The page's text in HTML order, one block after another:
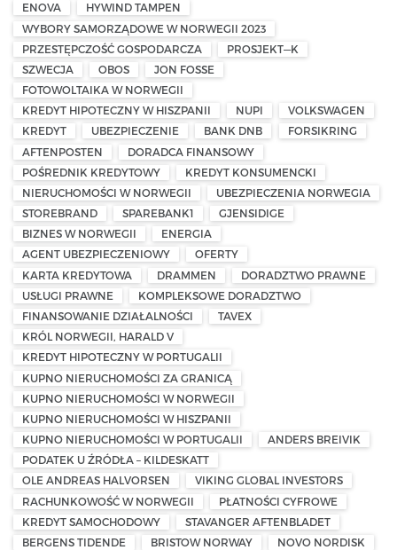
ENOVA
HYWIND TAMPEN
WYBORY SAMORZĄDOWE W NORWEGII 2023
PRZESTĘPCZOŚĆ GOSPODARCZA
PROSJEKT—K
SZWECJA
OBOS
JON FOSSE
FOTOWOLTAIKA W NORWEGII
KREDYT HIPOTECZNY W HISZPANII
NUPI
VOLKSWAGEN
KREDYT
UBEZPIECZENIE BANK DNB
FORSIKRING
AFTENPOSTEN
DORADCA FINANSOWY
POŚREDNIK KREDYTOWY
KREDYT KONSUMENCKI
NIERUCHOMOŚCI W NORWEGII
UBEZPIECZENIA NORWEGIA
STOREBRAND
SPAREBANK1
GJENSIDIGE
BIZNES W NORWEGII
ENERGIA
AGENT UBEZPIECZENIOWY
OFERTY
KARTA KREDYTOWA
DRAMMEN
DORADZTWO PRAWNE
USŁUGI PRAWNE
KOMPLEKSOWE DORADZTWO
FINANSOWANIE DZIAŁALNOŚCI
TAVEX
KRÓL NORWEGII, HARALD V
KREDYT HIPOTECZNY W PORTUGALII
KUPNO NIERUCHOMOŚCI ZA GRANICĄ
KUPNO NIERUCHOMOŚCI W NORWEGII
KUPNO NIERUCHOMOŚCI W HISZPANII
KUPNO NIERUCHOMOŚCI W PORTUGALII
ANDERS BREIVIK
PODATEK U ŹRÓDŁA – KILDESKATT
OLE ANDREAS HALVORSEN
VIKING GLOBAL INVESTORS
RACHUNKOWOŚĆ W NORWEGII
PŁATNOŚCI CYFROWE
KREDYT SAMOCHODOWY
STAVANGER AFTENBLADET
BERGENS TIDENDE
BRISTOW NORWAY
NOVO NORDISK